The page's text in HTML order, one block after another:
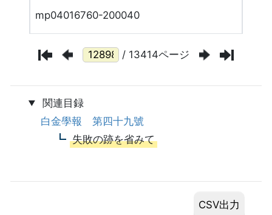
mp04016760-200040
/ 13414ページ
関連目録
白金學報 第四十九號
失敗の跡を省みて